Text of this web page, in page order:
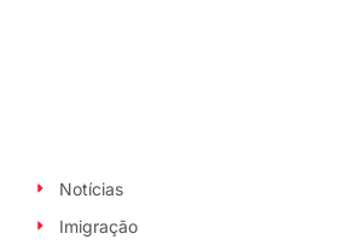
Notícias
Imigração